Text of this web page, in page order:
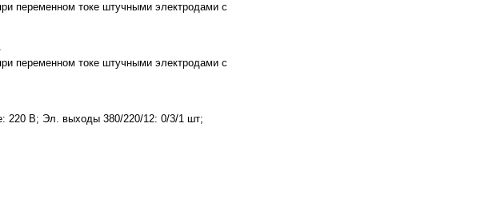
переменном токе штучными электродами с
переменном токе штучными электродами с
220 В; Эл. выходы 380/220/12: 0/3/1 шт;